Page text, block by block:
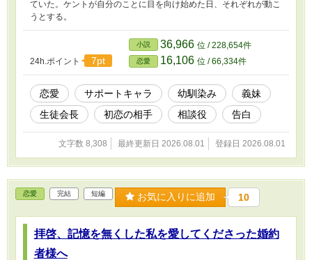
ていた。ケントが自分のことに目を向け始めた日、それぞれが動こ
うとする。
24h.ポイント 7pt
小説 36,966 位 / 228,654件
恋愛 16,106 位 / 66,334件
恋愛 サポートキャラ 幼馴染み
義妹
生徒会長
初恋の相手 相談役 告白
文字数 8,308 最終更新日 2026.08.01 登録日 2026.08.01
恋愛 完結 短編 お気に入りに追加 10
拝啓、記憶を無くした私を愛してくださった婚約
者様へ